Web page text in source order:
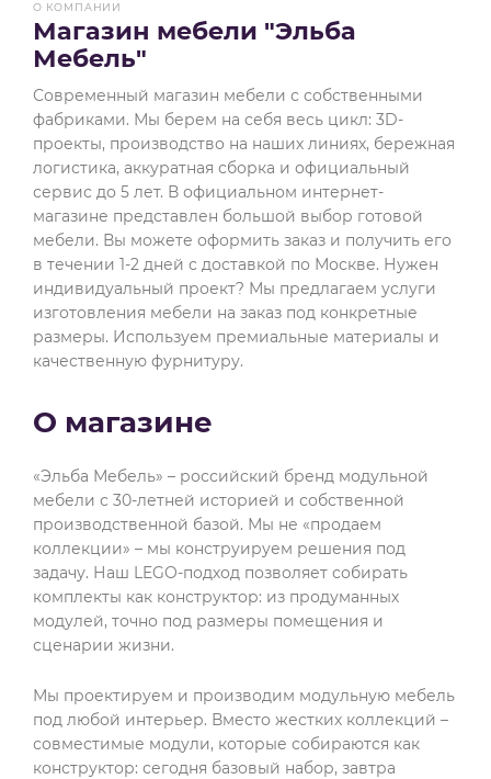
Магазин мебели "Эльба
Мебель"
Современный магазин мебели с собственными
фабриками. Мы берем на себя весь цикл: 3D-
проекты, производство на наших линиях, бережная
логистика, аккуратная сборка и официальный
сервис до 5 лет. В официальном интернет-
магазине представлен большой выбор готовой
мебели. Вы можете оформить заказ и получить его
в течении 1-2 дней с доставкой по Москве. Нужен
индивидуальный проект? Мы предлагаем услуги
изготовления мебели на заказ под конкретные
размеры. Используем премиальные материалы и
качественную фурнитуру.
О магазине
«Эльба Мебель» – российский бренд модульной
мебели с 30-летней историей и собственной
производственной базой. Мы не «продаем
коллекции» – мы конструируем решения под
задачу. Наш LEGO-подход позволяет собирать
комплекты как конструктор: из продуманных
модулей, точно под размеры помещения и
сценарии жизни.
Мы проектируем и производим модульную мебель
под любой интерьер. Вместо жестких коллекций –
совместимые модули, которые собираются как
конструктор: сегодня базовый набор, завтра
О КОМПАНИИ